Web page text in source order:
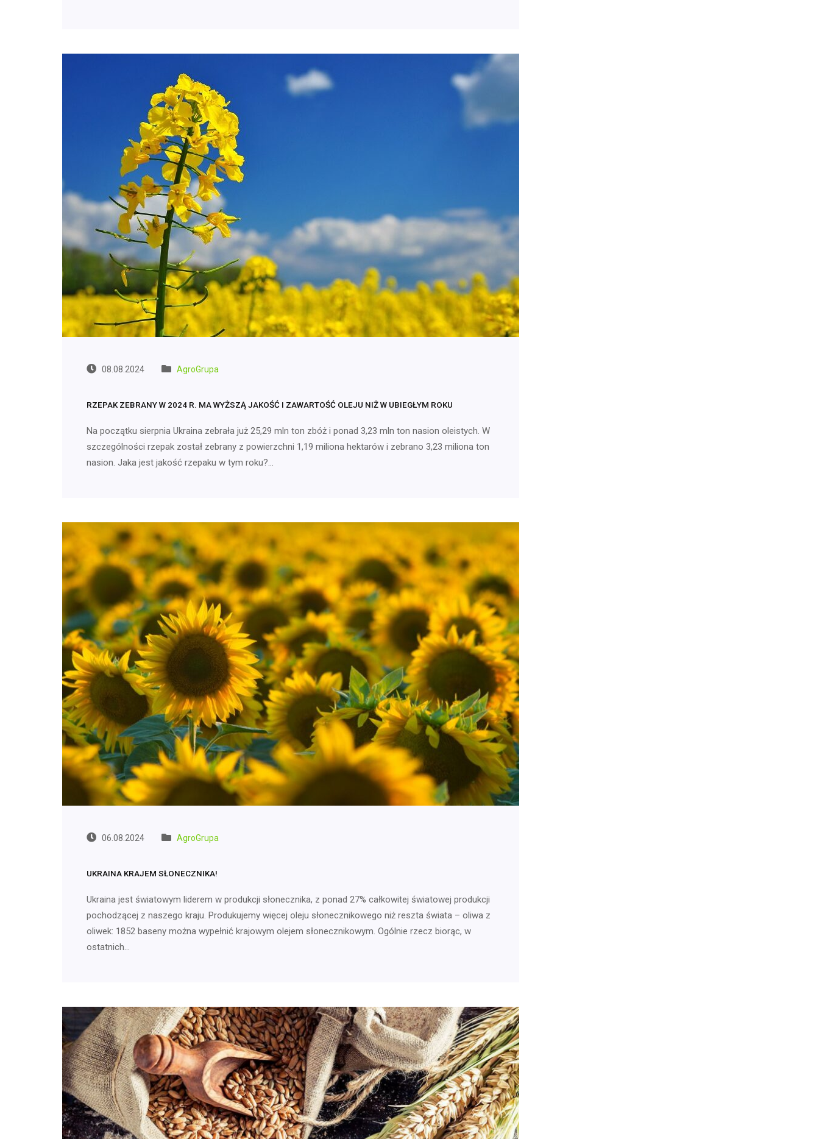
08.08.2024 AgroGrupa
RZEPAK ZEBRANY W 2024 R. MA WYŻSZĄ JAKOŚĆ I ZAWARTOŚĆ OLEJU NIŻ W UBIEGŁYM ROKU
Na początku sierpnia Ukraina zebrała już 25,29 mln ton zbóż i ponad 3,23 mln ton nasion oleistych. W
szczególności rzepak został zebrany z powierzchni 1,19 miliona hektarów i zebrano 3,23 miliona ton
nasion. Jaka jest jakość rzepaku w tym roku?…
06.08.2024 AgroGrupa
UKRAINA KRAJEM SŁONECZNIKA!
Ukraina jest światowym liderem w produkcji słonecznika, z ponad 27% całkowitej światowej produkcji
pochodzącej z naszego kraju. Produkujemy więcej oleju słonecznikowego niż reszta świata – oliwa z
oliwek: 1852 baseny można wypełnić krajowym olejem słonecznikowym. Ogólnie rzecz biorąc, w
ostatnich…